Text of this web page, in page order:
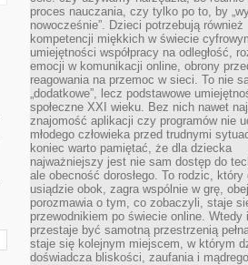
proces nauczania, czy tylko po to, by
nowocześnie”. Dzieci potrzebują również
kompetencji miękkich w świecie
umiejętności współpracy na odległość,
emocji w komunikacji online, obrony
reagowania na przemoc w sieci. To nie
„dodatkowe”, lecz podstawowe
społeczne XXI wieku. Bez nich nawet
znajomość aplikacji czy programów nie
młodego człowieka przed trudnymi
koniec warto pamiętać, że dla dziecka
najważniejszy jest nie sam dostęp do
ale obecność dorosłego. To rodzic, który
usiądzie obok, zagra wspólnie w grę,
porozmawia o tym, co zobaczyli, staje
przewodnikiem po świecie online. Wtedy
przestaje być samotną przestrzenią
staje się kolejnym miejscem, w którym
doświadcza bliskości, zaufania i